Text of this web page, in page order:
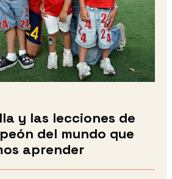
y las lecciones de
del mundo que
aprender